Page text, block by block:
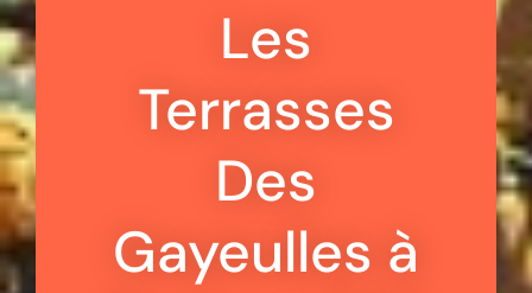
Les
Terrasses
Des
Gayeulles à